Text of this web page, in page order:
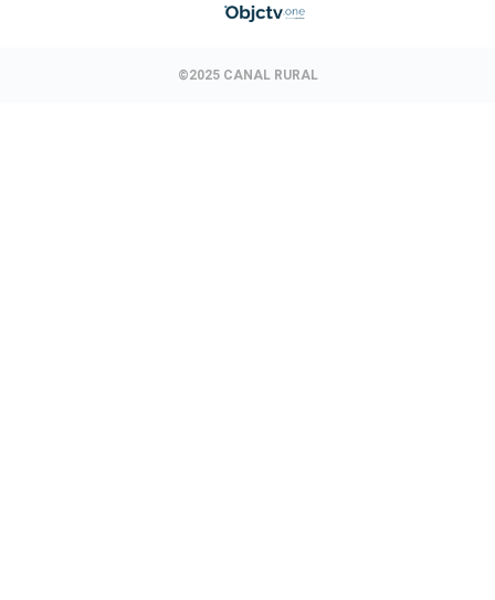
©2025 CANAL RURAL